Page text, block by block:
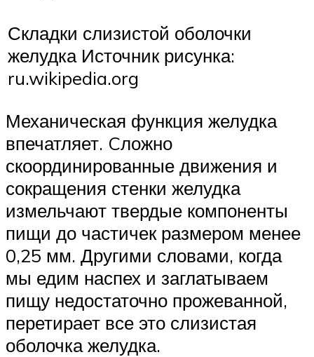
Складки слизистой оболочки
желудка Источник рисунка:
ru.wikipedia.org
Механическая функция желудка
впечатляет. Cложно
скоординированные движения и
сокращения стенки желудка
измельчают твердые компоненты
пищи до частичек размером менее
0,25 мм. Другими словами, когда
мы едим наспех и заглатываем
пищу недостаточно прожеванной,
перетирает все это слизистая
оболочка желудка.